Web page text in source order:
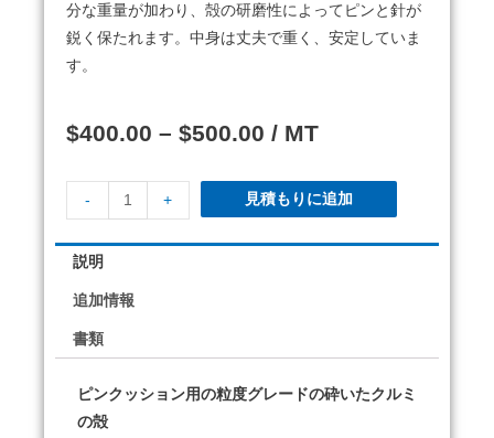
分な重量が加わり、殻の研磨性によってピンと針が
鋭く保たれます。 中身は丈夫で重く、安定していま
す。
$400.00 – $500.00 / MT
- + 見積もりに追加
説明
追加情報
書類
ピンクッション用の粒度グレードの砕いたクルミ
の殻